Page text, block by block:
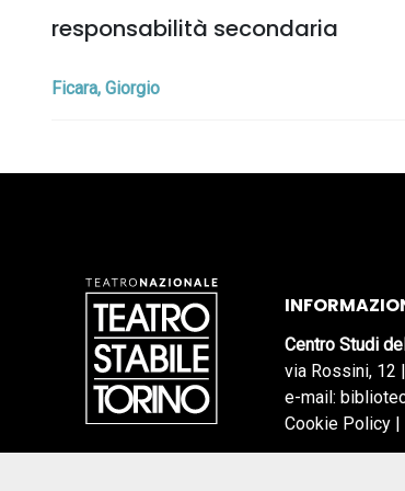
responsabilità secondaria
Ficara, Giorgio
Centro Studi
via Rossini, 12
e-mail:
Cookie Policy |